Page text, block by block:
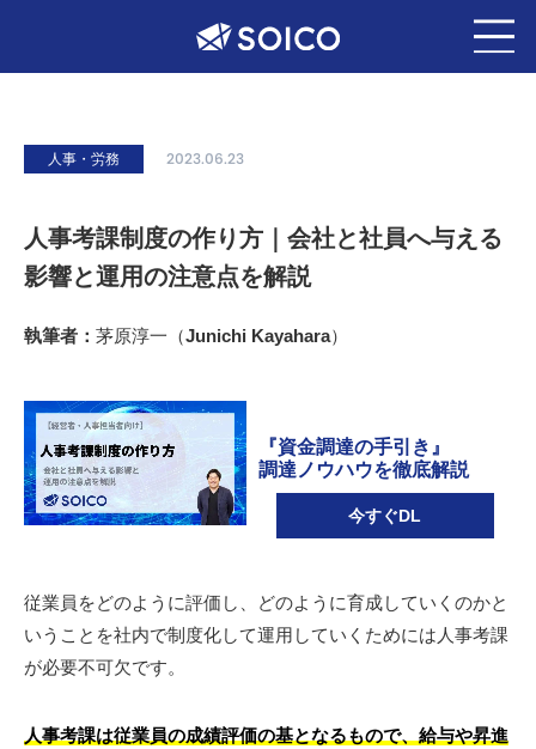
人事・労務 2023.06.23
人事考課制度の作り方｜会社と社員へ与える
影響と運用の注意点を解説
執筆者： 茅原淳一（Junichi Kayahara）
『資金調達の手引き』
調達ノウハウを徹底解説
今すぐDL
従業員をどのように評価し、どのように育成していくのかと
いうことを社内で制度化して運用していくためには人事考課
が必要不可欠です。
人事考課は従業員の成績評価の基となるもので、給与や昇進